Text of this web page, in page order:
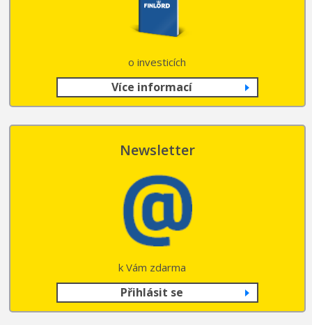
o investicích
Více informací
Newsletter
k Vám zdarma
Přihlásit se